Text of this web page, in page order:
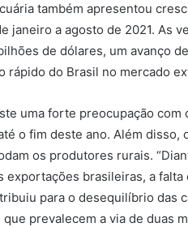
também apresentou
janeiro a agosto de 2021. As
de dólares, um avanço
rápido do Brasil no mercado
uma forte preocupação
o fim deste ano. Além disso,
os produtores rurais.
exportações brasileiras, a
para o desequilíbrio das
prevalecem a via de duas